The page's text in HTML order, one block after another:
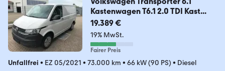
Kastenwagen T6.1 2.0 TDI Kast...
19.389 €
19% MwSt.
Fairer Preis
Unfallfrei • EZ 05/2021 • 73.000 km • 66 kW (90 PS) • Diesel